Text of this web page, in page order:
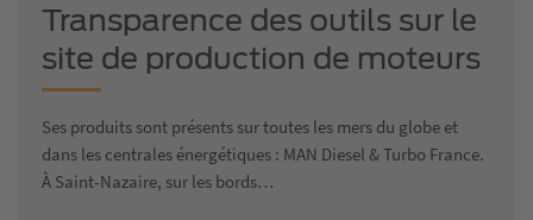
Transparence des outils sur le
site de production de moteurs
MAN
Ses produits sont présents sur toutes les mers du globe et
dans les centrales énergétiques : MAN Diesel & Turbo France.
À Saint-Nazaire, sur les bords…